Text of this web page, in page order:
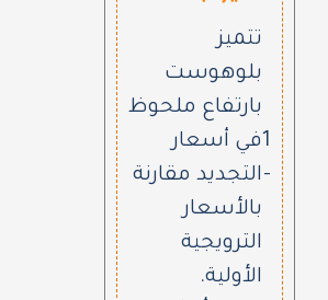
1
-
تتميز
بلوهوست
بارتفاع ملحوظ
في أسعار
التجديد مقارنة
بالأسعار
الترويجية
الأولية.